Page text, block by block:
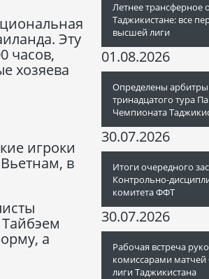
Эту
часов,
хозяева
игроки
в
а
Летнее трансферное
Таджикистане: все
высшей лиги
01.08.2026
Определены
тринадцатого тура
Чемпионата
30.07.2026
Итоги очередного
Контрольно-
комитета ФФТ
30.07.2026
Рабочая встреча
комиссарами
лиги Таджикистана